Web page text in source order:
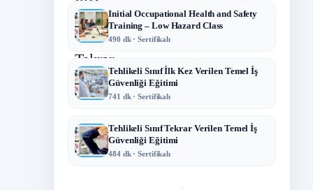
Initial Occupational Health and Safety
Training – Low Hazard Class
490 dk · Sertifikalı
Tehlikeli Sınıf İlk Kez Verilen Temel İş
Güvenliği Eğitimi
741 dk · Sertifikalı
Tehlikeli Sınıf Tekrar Verilen Temel İş
Güvenliği Eğitimi
484 dk · Sertifikalı